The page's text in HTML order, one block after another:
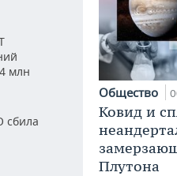
млн
сбила
Общество
Ковид и
Плутона